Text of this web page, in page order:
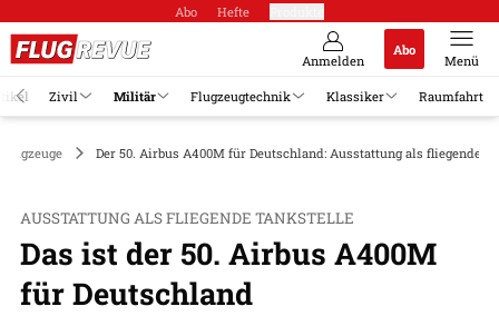
Abo Hefte
Anmelden
Abo
Menü
Zivil Militär Flugzeugtechnik Klassiker Raumfahrt
Der 50. Airbus A400M für Deutschland: Ausstattung als fliegende
AUSSTATTUNG ALS FLIEGENDE TANKSTELLE
Das ist der 50. Airbus A400M
für Deutschland